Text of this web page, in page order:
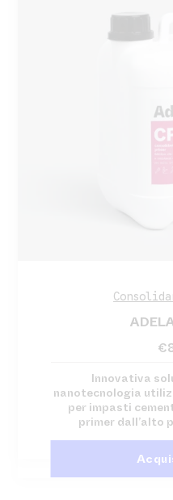
€
Innovativa
nanotecnologia
per impasti
primer dall’alto